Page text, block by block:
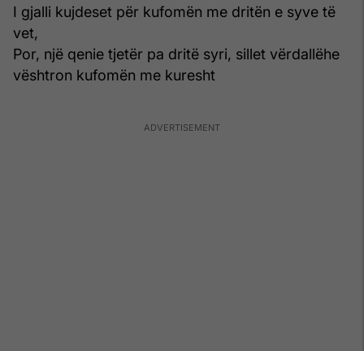
I gjalli kujdeset për kufomën me dritën e syve të
vet,
Por, një qenie tjetër pa dritë syri, sillet vërdallëhe
vështron kufomën me kuresht